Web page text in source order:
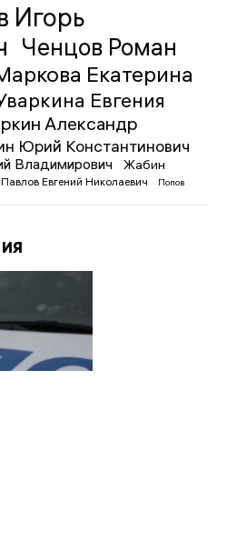
Игорь
Ченцов Роман
Екатерина
Евгения
Александр
Юрий Константинович
Владимирович
Жабин
Павлов Евгений Николаевич
Попов